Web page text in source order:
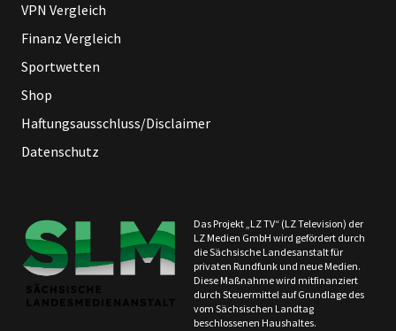
VPN Vergleich
Finanz Vergleich
Sportwetten
Shop
Haftungsausschluss/Disclaimer
Datenschutz
Das Projekt „LZ TV“ (LZ Television) der
LZ Medien GmbH wird gefördert durch
die Sächsische Landesanstalt für
privaten Rundfunk und neue Medien.
Diese Maßnahme wird mitfinanziert
durch Steuermittel auf Grundlage des
vom Sächsischen Landtag
beschlossenen Haushaltes.